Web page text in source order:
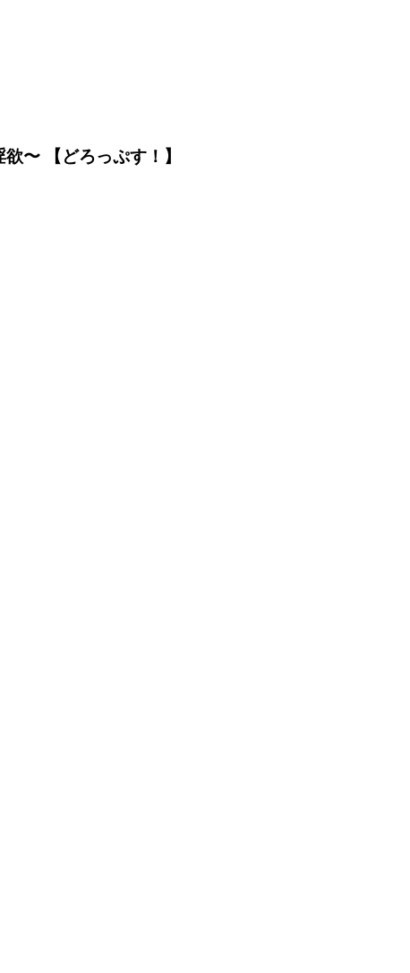
〜 【どろっぷす！】